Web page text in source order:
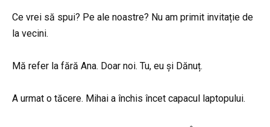
Ce vrei să spui? Pe ale noastre? Nu am primit invitație de
la vecini.
Mă refer la fără Ana. Doar noi. Tu, eu și Dănuț.
A urmat o tăcere. Mihai a închis încet capacul laptopului.